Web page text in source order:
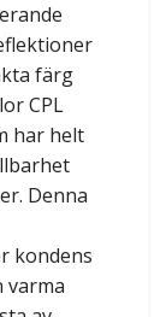
färg
CPL
har helt
Denna
kondens
varma